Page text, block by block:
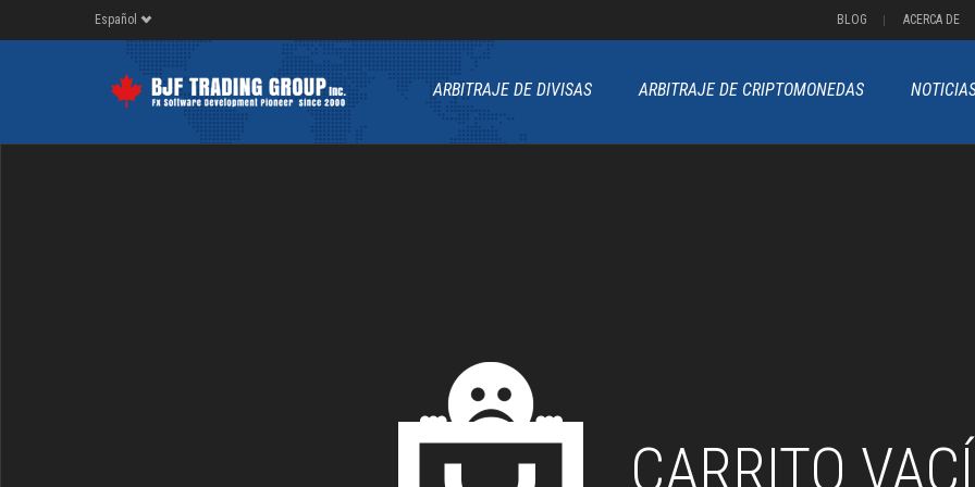
Español BLOG ACERCA DE
ARBITRAJE DE DIVISAS ARBITRAJE DE CRIPTOMONEDAS
CARRITO